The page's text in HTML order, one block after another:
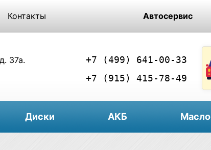
Контакты Автосервис
37а.
+7 (499) 641-00-33
+7 (915) 415-78-49
Диски АКБ Масло